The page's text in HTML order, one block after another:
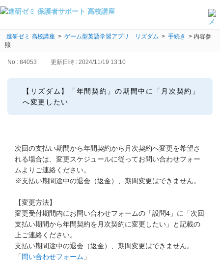
よくある質問・手続き
会員ページへログイン
お客様サポート(手続き・照会)
カテゴリーから探す
お問い合わせ窓口
他の講座のよくある質問・手続きはこちら
こどもちゃれんじ
進研ゼミ 小学講座
進研ゼミ 高校講座 > ゲーム型英語学習アプリ リズダム > 手続き > 内容参
照
No : 84053 更新日時 : 2024/11/19 13:10
【リズダム】「年間契約」の期間中に「月次契約」
へ変更したい
次回の支払い期間から年間契約から月次契約へ変更を希望さ
れる場合は、変更スケジュールに従ってお問い合わせフォー
ムよりご連絡ください。
※支払い期間途中の退会（返金）、期間変更はできません。
【変更方法】
変更受付期間内にお問い合わせフォームの「設問4」に「次回
支払い期間から年間契約を月次契約に変更したい」と記載の
上ご連絡ください。
支払い期間途中の退会（返金）、期間変更はできません。
「 問い合わせフォーム 」